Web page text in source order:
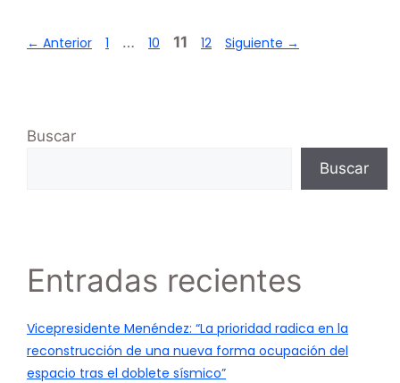
← Anterior 1 … 10 11 12 Siguiente →
Buscar
Buscar
Entradas recientes
Vicepresidente Menéndez: “La prioridad radica en la
reconstrucción de una nueva forma ocupación del
espacio tras el doblete sísmico”